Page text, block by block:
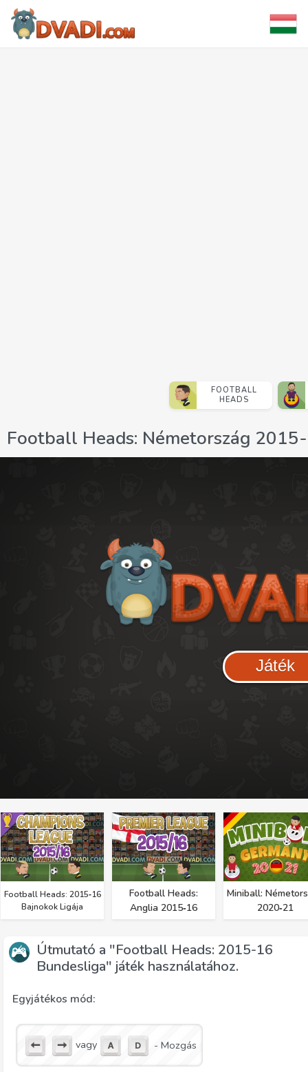
FOOTBALL
HEADS
Football Heads: Németország
Játék
Football Heads: 2015‑16
Bajnokok Ligája
Football Heads:
Anglia 2015‑16
Miniball:
2020‑21
Útmutató a "Football Heads: 2015-16
Bundesliga" játék használatához.
Egyjátékos mód:
vagy - Mozgás